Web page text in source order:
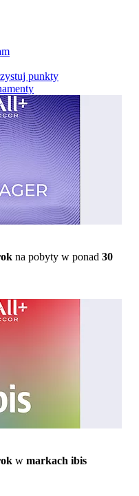
punkty
na pobyty w ponad 30
w markach ibis